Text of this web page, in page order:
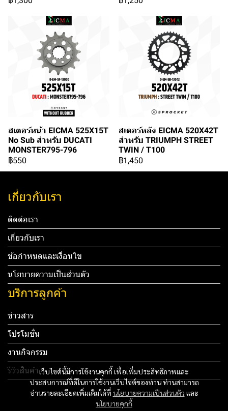
สเตอร์หน้า EICMA 525X15T
No Sub สำหรับ DUCATI
MONSTER795-796
฿550
สเตอร์หลัง EICMA 520X42T
สำหรับ TRIUMPH STREET
TWIN / T100
฿1,450
เว็บไซต์นี้มีการใช้งานคุกกี้ เพื่อเพิ่มประสิทธิภาพและ
ประสบการณ์ที่ดีในการใช้งานเว็บไซต์ของท่าน ท่านสามารถ
อ่านรายละเอียดเพิ่มเติมได้ที่ นโยบายความเป็นส่วนตัว และ
นโยบายคุกกี้
เกี่ยวกับเรา
ติดต่อเรา
เกี่ยวกับเรา
ข้อกำหนดและเงื่อนไข
นโยบายความเป็นส่วนตัว
บริการลูกค้า
ข่าวสาร
โปรโมชั่น
งานกิจกรรม
รีวิวสินค้า
Tel: 012 345 67890 Email: mail@yourdomain.com